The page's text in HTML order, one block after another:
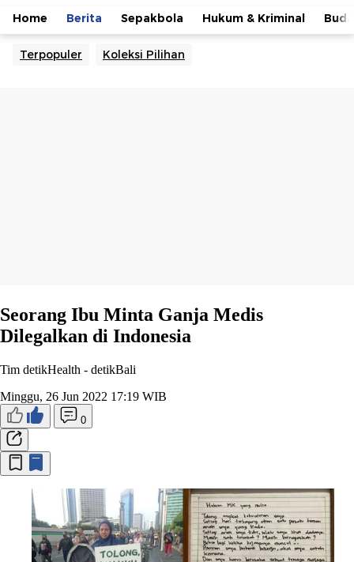
Home Berita Sepakbola Hukum & Kriminal
Terpopuler Koleksi Pilihan
Seorang Ibu Minta Ganja Medis
Dilegalkan di Indonesia
Tim detikHealth - detikBali
Minggu, 26 Jun 2022 17:19 WIB
0